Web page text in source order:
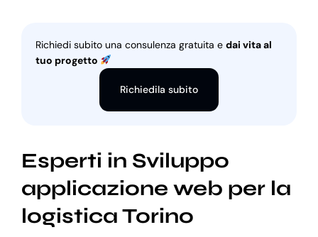
Richiedi subito una consulenza gratuita e dai vita al
tuo progetto
Richiedila subito
Esperti in Sviluppo
applicazione web per la
logistica Torino